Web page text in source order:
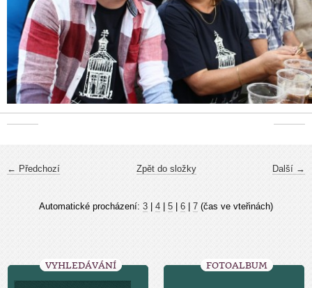
← Předchozí Další →
Zpět do složky
Automatické procházení: 3 4 5 6 7 (čas ve vteřinách)
VYHLEDÁVÁNÍ FOTOALBUM